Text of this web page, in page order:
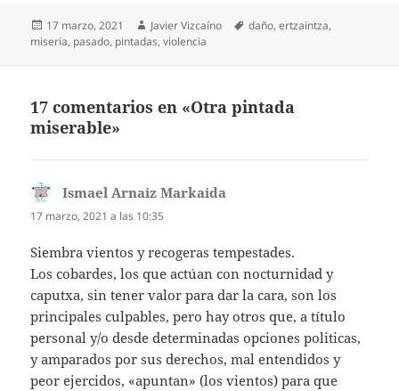
Publicado
el
17 marzo, 2021 Autor
Javier Vizcaíno Etiquetas
daño,ertzaintza,
miseria, pasado, pintadas,violencia
17 comentarios en «Otra pintada
miserable»
Ismael Arnaiz Markaida
17 marzo, 2021 a las 10:35
Siembra vientos y recogeras tempestades.
Los cobardes, los que actúan con nocturnidad y
caputxa, sin tener valor para dar la cara, son los
principales culpables, pero hay otros que, a título
personal y/o desde determinadas opciones politicas,
y amparados por sus derechos, mal entendidos y
peor ejercidos, «apuntan» (los vientos) para que